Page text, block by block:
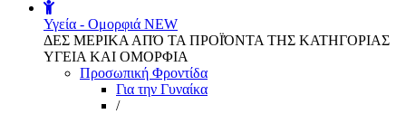
Υγεία - Ομορφιά NEW
ΔΕΣ ΜΕΡΙΚΑ ΑΠΌ ΤΑ ΠΡΟΪΌΝΤΑ ΤΗΣ ΚΑΤΗΓΟΡΙΑΣ
ΥΓΕΙΑ ΚΑΙ ΟΜΟΡΦΙΑ
Προσωπική Φροντίδα
Για την Γυναίκα
/